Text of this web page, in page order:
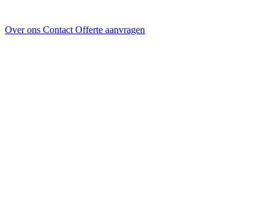
Over ons Contact Offerte aanvragen